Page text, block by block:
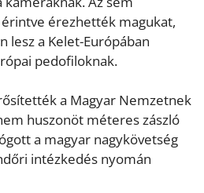
érezhették magukat,
lesz a Kelet-Európában
pedofiloknak.
a Magyar Nemzetnek
huszonöt méteres zászló
a magyar nagykövetség
intézkedés nyomán